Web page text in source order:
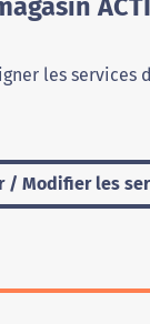
les services
/ Modifier les